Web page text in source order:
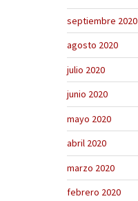
septiembre 2020
agosto 2020
julio 2020
junio 2020
mayo 2020
abril 2020
marzo 2020
febrero 2020